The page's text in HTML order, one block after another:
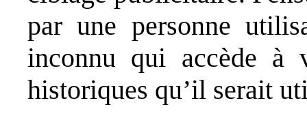
par une personne
inconnu qui accède à
historiques qu’il serait